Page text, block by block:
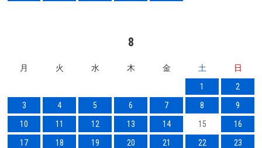
8
月 火 水 木 金 土
日
1
2
3
4 5 6 7 8
9
10
11 12 13 14 15
16
17
18 19 20 21 22
23